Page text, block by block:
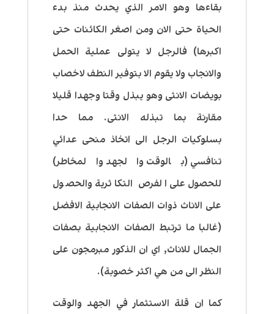
بقاءها وهو الامر الذي يحدث منذ بدء
الحياة حتى الان ومن اصغر الكائنات حتى
اكبرها) فالرجل لا يتولى عملية الحمل
والانجاب ولا يقوم الا بتوفير النطف لاخصاب
بويضات الانثى وهو يبذل وقتا وجهدا قليلا
مقارنة بما تبذله الانثى. مما حدا
بسلوكيات الرجل الى اتخاذ منحى عدائي
تنافسي (بالوقت والجهد والمخاطر)
للحصول على الفرص التكاثرية والحصول
على الاناث ذوات الصفات الانجابية الافضل
(غالبا ما ترتبط الصفات الانجابية بصفات
الجمال للاناث, اي ان الذكور مبرمجون على
النظر الى من هي اكثر خصوبة).
كما ان قلة الاستثمار في الجهد والوقت